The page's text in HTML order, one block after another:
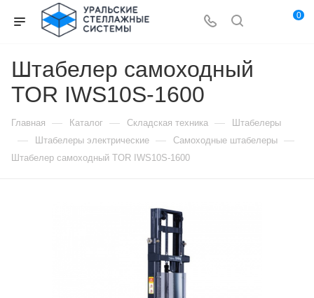
0
Штабелер самоходный
TOR IWS10S-1600
Главная — Каталог — Складская техника — Штабелеры
— Штабелеры электрические — Самоходные штабелеры —
Штабелер самоходный TOR IWS10S-1600